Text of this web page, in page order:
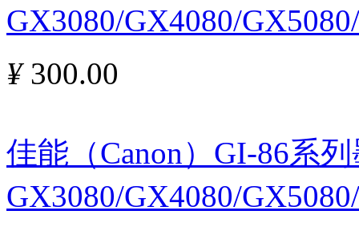
GX3080/GX4080/
¥300.00
佳能（Canon）GI-86系
GX3080/GX4080/